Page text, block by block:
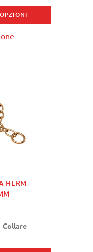
HERM
Collare